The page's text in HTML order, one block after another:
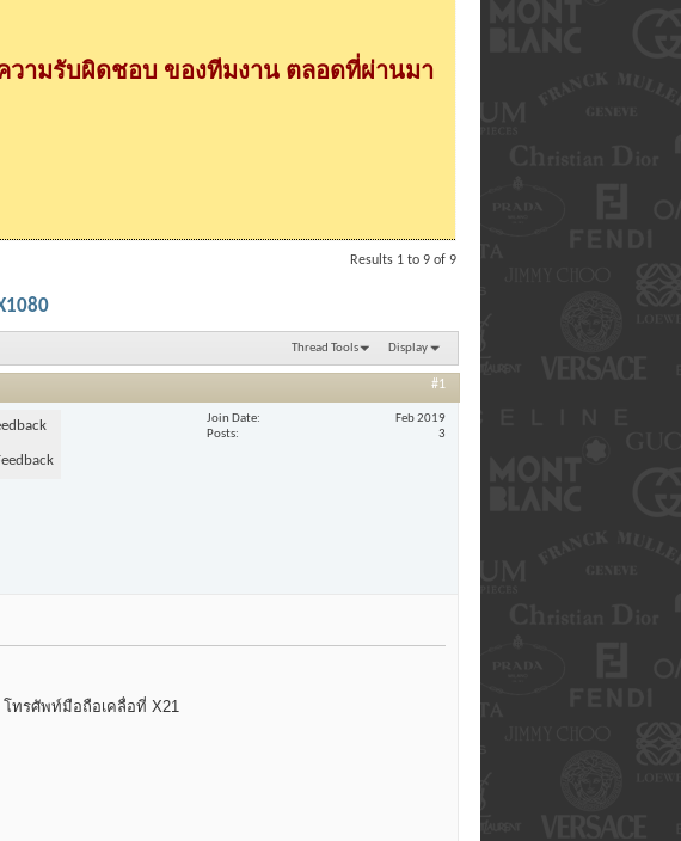
ามรับผิดชอบ ของทีมงาน ตลอดที่ผ่านมา
Results 1 to 9 of 9
Thread Tools Display
#1
Join Date
Feb 2019
Posts
3
โทรศัพท์มือถือเคลื่อที่ X21